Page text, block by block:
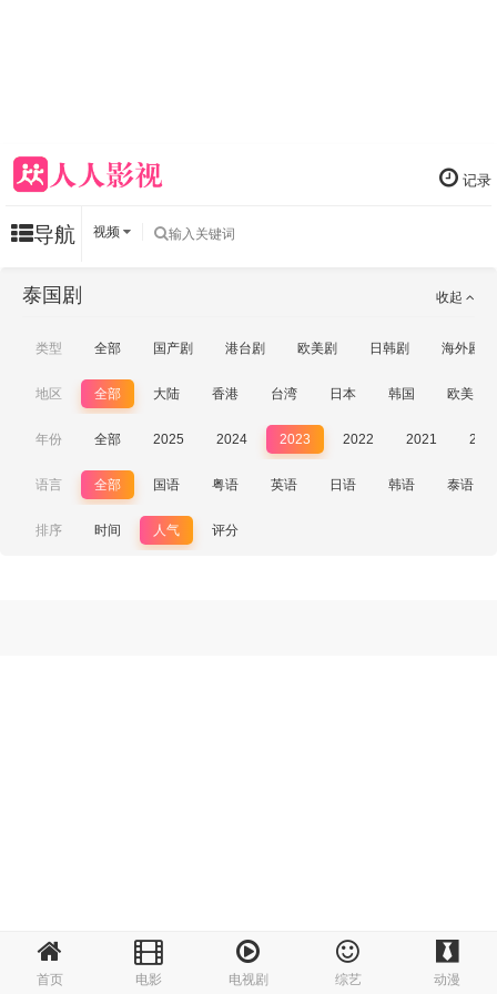
记录
导航 视频
首页 电影 电视剧 综艺 动漫
收起
泰国剧
类型 全部 国产剧 港台剧 欧美剧 日韩剧 海外剧
地区 全部 大陆 香港 台湾 日本 韩国 欧美
年份 全部 2025 2024 2023 2022 2021
语言 全部 国语 粤语 英语 日语 韩语 泰语
排序 时间 人气 评分